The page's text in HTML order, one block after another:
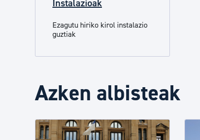
Instalazioak
Ezagutu hiriko kirol instalazio
guztiak
Azken albisteak